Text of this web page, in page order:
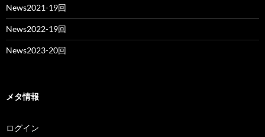
News2021-19回
News2022-19回
News2023-20回
メタ情報
ログイン